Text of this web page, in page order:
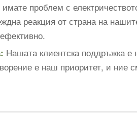
имате проблем с
реакция от страна на
Нашата клиентска поддръжка е
е наш приоритет, и ние